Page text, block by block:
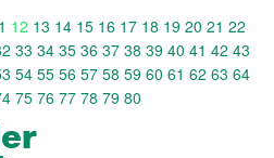
12 13 14 15 16 17 18 19 20 21 22
33 34 35 36 37 38 39 40 41 42 43
54 55 56 57 58 59 60 61 62 63 64
75 76 77 78 79 80